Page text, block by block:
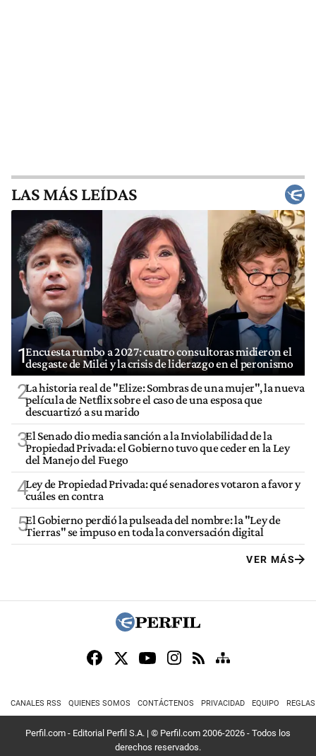
LAS MÁS LEÍDAS
1Encuesta rumbo a 2027: cuatro consultoras midieron el
desgaste de Milei y la crisis de liderazgo en el peronismo
2La historia real de "Elize: Sombras de una mujer", la nueva
película de Netflix sobre el caso de una esposa que
descuartizó a su marido
3El Senado dio media sanción a la Inviolabilidad de la
Propiedad Privada: el Gobierno tuvo que ceder en la Ley
del Manejo del Fuego
4Ley de Propiedad Privada: qué senadores votaron a favor y
cuáles en contra
5El Gobierno perdió la pulseada del nombre: la "Ley de
Tierras" se impuso en toda la conversación digital
VER MÁS
CANALES RSS QUIENES SOMOS CONTÁCTENOS PRIVACIDAD EQUIPO
Perfil.com - Editorial Perfil S.A. | © Perfil.com 2006-2026 - Todos los
derechos reservados.